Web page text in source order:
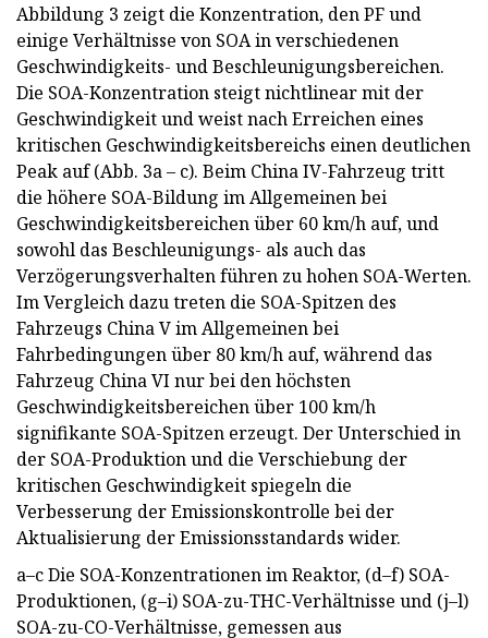
Abbildung 3 zeigt die Konzentration, den PF und
einige Verhältnisse von SOA in verschiedenen
Geschwindigkeits- und Beschleunigungsbereichen.
Die SOA-Konzentration steigt nichtlinear mit der
Geschwindigkeit und weist nach Erreichen eines
kritischen Geschwindigkeitsbereichs einen deutlichen
Peak auf (Abb. 3a – c). Beim China IV-Fahrzeug tritt
die höhere SOA-Bildung im Allgemeinen bei
Geschwindigkeitsbereichen über 60 km/h auf, und
sowohl das Beschleunigungs- als auch das
Verzögerungsverhalten führen zu hohen SOA-Werten.
Im Vergleich dazu treten die SOA-Spitzen des
Fahrzeugs China V im Allgemeinen bei
Fahrbedingungen über 80 km/h auf, während das
Fahrzeug China VI nur bei den höchsten
Geschwindigkeitsbereichen über 100 km/h
signifikante SOA-Spitzen erzeugt. Der Unterschied in
der SOA-Produktion und die Verschiebung der
kritischen Geschwindigkeit spiegeln die
Verbesserung der Emissionskontrolle bei der
Aktualisierung der Emissionsstandards wider.
a–c Die SOA-Konzentrationen im Reaktor, (d–f) SOA-
Produktionen, (g–i) SOA-zu-THC-Verhältnisse und (j–l)
SOA-zu-CO-Verhältnisse, gemessen aus